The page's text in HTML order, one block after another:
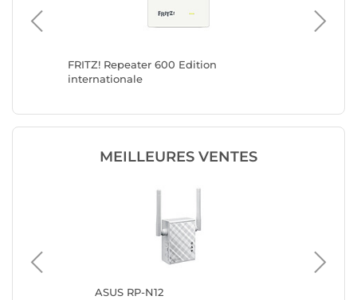
FRITZ! Repeater 600 Edition
internationale
MEILLEURES VENTES
ASUS RP-N12